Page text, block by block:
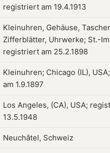
registriert am 19.4.1913
Kleinuhren, Gehäuse,
Zifferblätter, Uhrwerke; St.-
registriert am 25.2.1898
Kleinuhren; Chicago (IL),
am 1.9.1897
Los Angeles, (CA), USA;
13.5.1948
Neuchâtel, Schweiz